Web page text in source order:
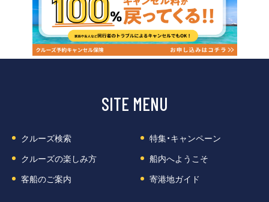
SITE MENU
クルーズ検索
特集・キャンペーン
クルーズの楽しみ方
船内へようこそ
客船のご案内
寄港地ガイド